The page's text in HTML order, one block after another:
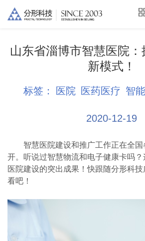
山东省淄博市智慧医院
新模式！
标签： 医院 医药医疗 智
2020-12-19
智慧医院建设和推广工作正在全国
开。听说过智慧物流和电子健康卡吗
医院建设的突出成果！快跟随分形科
看吧！